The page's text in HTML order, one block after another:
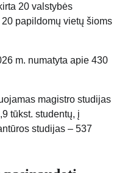
20 valstybės
papildomų vietų šioms
m. numatyta apie 430
magistro studijas
tūkst. studentų, į
studijas – 537